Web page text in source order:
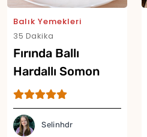
Balık Yemekleri
35 Dakika
Fırında Ballı
Hardallı Somon
Tarifi
Selinhdr